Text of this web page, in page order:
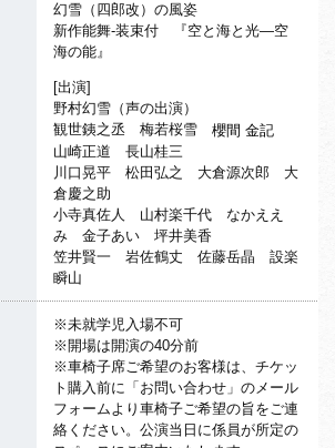
幻雪（四郎改）の風姿
新作能舞-装束付 『空と海と光―空
海の能』
[出演]
野村幻雪（声の出演）
観世銕之丞 梅若桜雪 櫻間 金記
山崎正道 長山桂三
川口晃平 松田弘之 大倉源次郎 大
倉慶之助
小寺真佐人 山村楽千代 なかええ
み 金子あい 坪井美香
笠井賢一 岩佐鶴丈 佐藤岳晶 設楽
瞬山
※未就学児入場不可
※開場は開演の40分前
※車椅子席ご希望のお客様は、チケッ
ト購入前に「お問い合わせ」のメール
フォームより車椅子ご希望の旨をご連
絡ください。公演当日に係員が所定の